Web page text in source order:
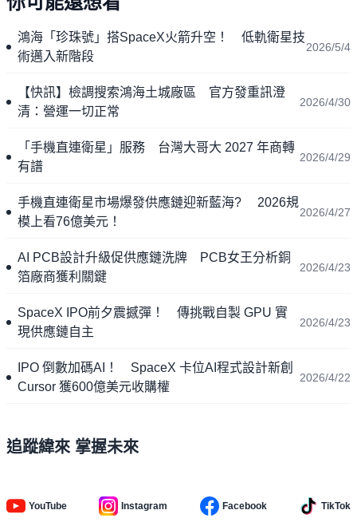
鴻海「珍珠號」搭SpaceX火箭升空！ 低軌衛星技
術邁入新階段
2026/5/4
【快訊】檢調搜索鴻海土城廠區 官方發重訊澄
清：營運一切正常
2026/4/30
「手機直連衛星」服務 台灣大哥大 2027 年商轉
有譜
2026/4/29
手機直連衛星市場爆發供應鏈迎新藍海? 2026規
模上看76億美元！
2026/4/27
AI PCB設計升級促供應鏈洗牌 PCB女王分析銅
箔廠商獲利關鍵
2026/4/23
SpaceX IPO前夕震撼彈！ 傳挑戰自製 GPU 實
現供應鏈自主
2026/4/23
IPO 倒數加碼AI！ SpaceX 卡位AI程式設計新創
Cursor 獲600億美元收購權
2026/4/22
追蹤緯來 掌握未來
YouTube Instagram Facebook TikTok